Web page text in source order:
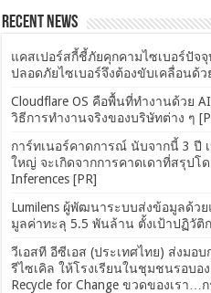
Recent News
แคสเปอร์สกี้ชี้ภัยคุกคามไซเบอร์ปัจ
ปลอดภัยไซเบอร์จึงต้องขับเคลื่อนด้ว
Cloudflare OS คือพื้นที่ทำงานด้วย
วิธีการทำงานจริงของบริษัทต่าง ๆ
การ์ทเนอร์คาดการณ์ นับจากนี้ 3 ปี
ใหญ่ จะเกิดจากการคาดเดาที่สรุปโ
Inferences [PR]
Lumilens ผู้พัฒนาระบบส่งข้อมูลด้ว
มูลค่าทะลุ 5.5 พันล้าน ตั้งเป้าปฏิวัติ
วีเอสที อีซีเอส (ประเทศไทย) ส่งมอ
รีไซเคิล ให้โรงเรียนในชุมชนรอบอง
Recycle for Change ขวดของเรา…